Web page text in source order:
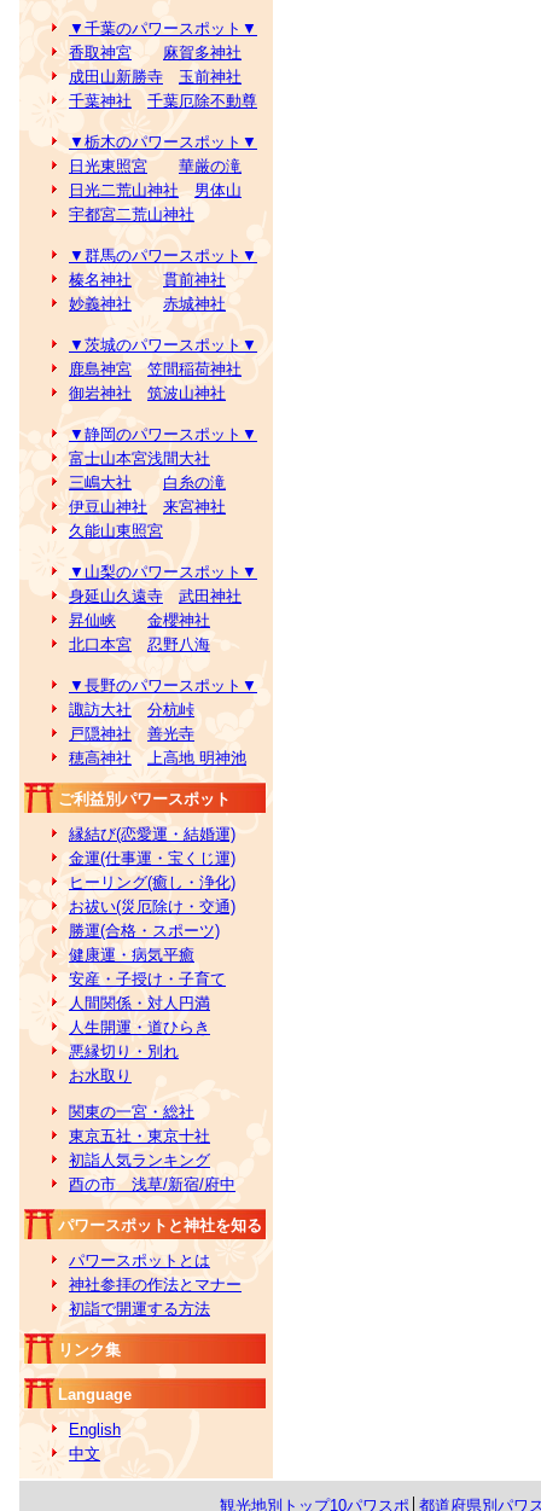
▼千葉のパワースポット▼
香取神宮
麻賀多神社
成田山新勝寺
玉前神社
千葉神社
千葉厄除不動尊
▼栃木のパワースポット▼
日光東照宮
華厳の滝
日光二荒山神社
男体山
宇都宮二荒山神社
▼群馬のパワースポット▼
榛名神社
貫前神社
妙義神社
赤城神社
▼茨城のパワースポット▼
鹿島神宮
笠間稲荷神社
御岩神社
筑波山神社
▼静岡のパワースポット▼
富士山本宮浅間大社
三嶋大社
白糸の滝
伊豆山神社
来宮神社
久能山東照宮
▼山梨のパワースポット▼
身延山久遠寺
武田神社
昇仙峡
金櫻神社
北口本宮
忍野八海
▼長野のパワースポット▼
諏訪大社
分杭峠
戸隠神社
善光寺
穂高神社
上高地 明神池
ご利益別パワースポット
縁結び(恋愛運・結婚運)
金運(仕事運・宝くじ運)
ヒーリング(癒し・浄化)
お祓い(災厄除け・交通)
勝運(合格・スポーツ)
健康運・病気平癒
安産・子授け・子育て
人間関係・対人円満
人生開運・道ひらき
悪縁切り・別れ
お水取り
関東の一宮・総社
東京五社・東京十社
初詣人気ランキング
酉の市 浅草/新宿/府中
パワースポットと神社を知る
パワースポットとは
神社参拝の作法とマナー
初詣で開運する方法
リンク集
Language
English
中文
観光地別トップ10パワスポ 都道府県別パワ